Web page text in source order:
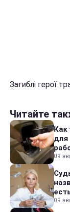
Загиблі герої
Читайте
Как
для
09
09